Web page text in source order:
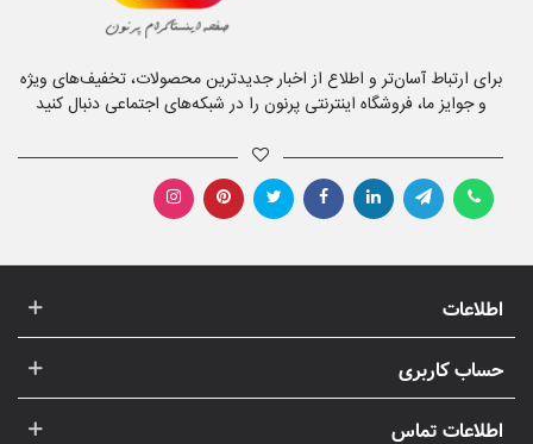
برای ارتباط آسان‌تر و اطلاع از اخبار جدیدترین محصولات، تخفیف‌های ویژه
و جوایز ما، فروشگاه اینترنتی پرنون را در شبکه‌های اجتماعی دنبال کنید
اطلاعات
حساب کاربری
اطلاعات تماس